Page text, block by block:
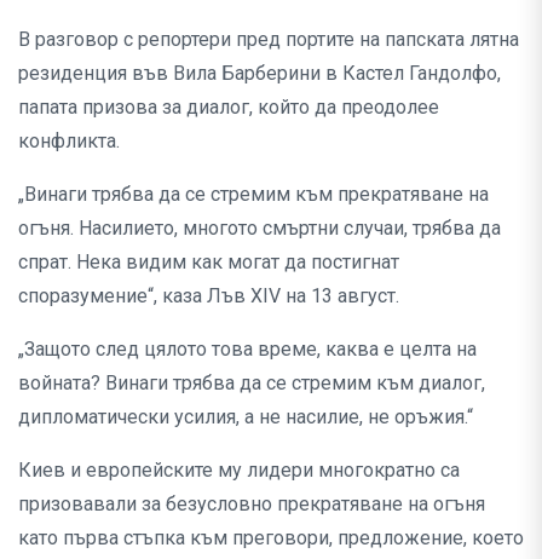
В разговор с репортери пред портите на папската лятна
резиденция във Вила Барберини в Кастел Гандолфо,
папата призова за диалог, който да преодолее
конфликта.
„Винаги трябва да се стремим към прекратяване на
огъня. Насилието, многото смъртни случаи, трябва да
спрат. Нека видим как могат да постигнат
споразумение“, каза Лъв XIV на 13 август.
„Защото след цялото това време, каква е целта на
войната? Винаги трябва да се стремим към диалог,
дипломатически усилия, а не насилие, не оръжия.“
Киев и европейските му лидери многократно са
призовавали за безусловно прекратяване на огъня
като първа стъпка към преговори, предложение, което